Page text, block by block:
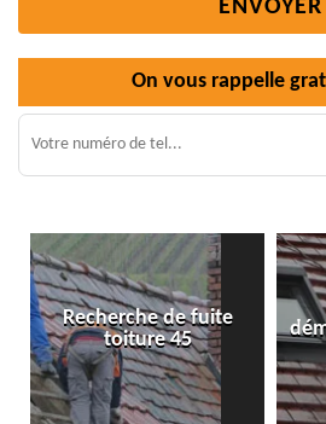
On vous rappelle
Entreprise
démoussage de toiture
45